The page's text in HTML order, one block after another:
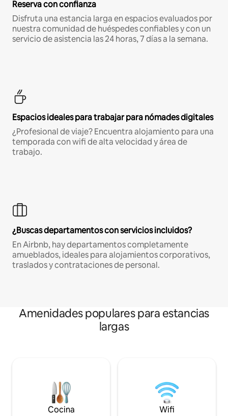
Reserva con confianza
Disfruta una estancia larga en espacios evaluados por
nuestra comunidad de huéspedes confiables y con un
servicio de asistencia las 24 horas, 7 días a la semana.
Espacios ideales para trabajar para nómades digitales
¿Profesional de viaje? Encuentra alojamiento para una
temporada con wifi de alta velocidad y área de
trabajo.
¿Buscas departamentos con servicios incluidos?
En Airbnb, hay departamentos completamente
amueblados, ideales para alojamientos corporativos,
traslados y contrataciones de personal.
Amenidades populares para estancias
largas
Cocina Wifi